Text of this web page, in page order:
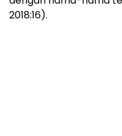
2018:16).